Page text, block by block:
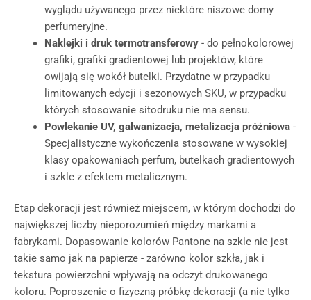
wyglądu używanego przez niektóre niszowe domy
perfumeryjne.
Naklejki i druk termotransferowy- do pełnokolorowej
grafiki, grafiki gradientowej lub projektów, które
owijają się wokół butelki. Przydatne w przypadku
limitowanych edycji i sezonowych SKU, w przypadku
których stosowanie sitodruku nie ma sensu.
Powlekanie UV, galwanizacja, metalizacja próżniowa-
Specjalistyczne wykończenia stosowane w wysokiej
klasy opakowaniach perfum, butelkach gradientowych
i szkle z efektem metalicznym.
Etap dekoracji jest również miejscem, w którym dochodzi do
największej liczby nieporozumień między markami a
fabrykami. Dopasowanie kolorów Pantone na szkle nie jest
takie samo jak na papierze - zarówno kolor szkła, jak i
tekstura powierzchni wpływają na odczyt drukowanego
koloru. Poproszenie o fizyczną próbkę dekoracji (a nie tylko